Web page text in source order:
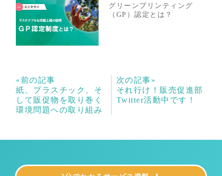
グリーンプリンティング
（GP）認定とは？
«前の記事
紙、プラスチック、そ
して販促物を取り巻く
環境問題への取り組み
次の記事»
それ行け！販売促進部
Twitter活動中です！